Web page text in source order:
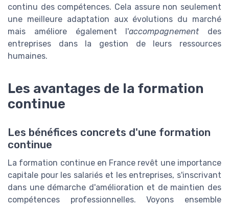
continu des compétences. Cela assure non seulement
une meilleure adaptation aux évolutions du marché
mais améliore également l'accompagnementdes
entreprises dans la gestion de leurs ressources
humaines.
Les avantages de la formation
continue
Les bénéfices concrets d'une formation
continue
La formation continue en France revêt une importance
capitale pour les salariés et les entreprises, s'inscrivant
dans une démarche d'amélioration et de maintien des
compétences professionnelles. Voyons ensemble